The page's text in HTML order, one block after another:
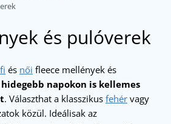
és pulóverek
és női fleece mellények és
napokon is kellemes
. Választhat a klasszikus fehér vagy
közül. Ideálisak az